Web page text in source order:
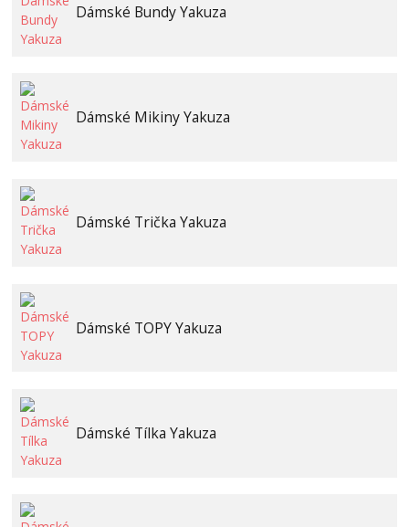
Dámské Bundy Yakuza
Dámské Mikiny Yakuza
Dámské Trička Yakuza
Dámské TOPY Yakuza
Dámské Tílka Yakuza